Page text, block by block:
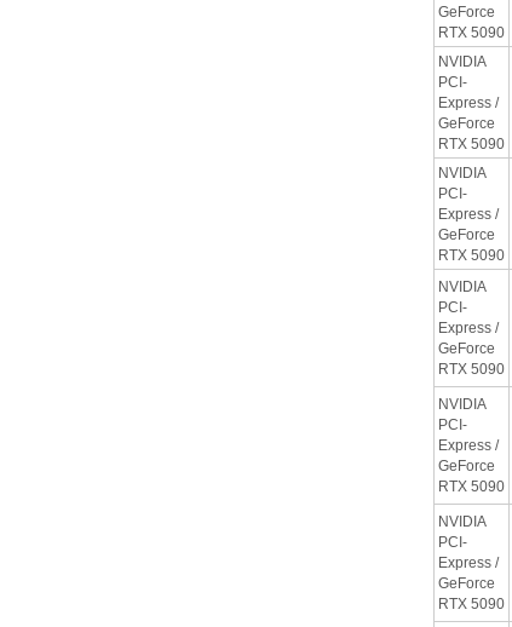
GeForce
RTX 5090
NVIDIA
PCI-
Express /
GeForce
RTX 5090
NVIDIA
PCI-
Express /
GeForce
RTX 5090
NVIDIA
PCI-
Express /
GeForce
RTX 5090
NVIDIA
PCI-
Express /
GeForce
RTX 5090
NVIDIA
PCI-
Express /
GeForce
RTX 5090